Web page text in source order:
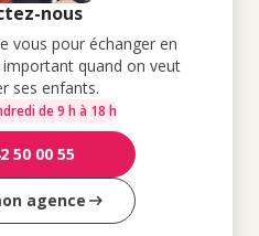
nous
vous pour échanger en
quand on veut
ses enfants.
de 9 h à 18 h
50 00 55
agence